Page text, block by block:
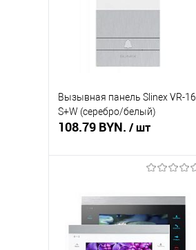
В избранное
Недоступно
Вызывная панель Slinex VR-16
S+W (серебро/белый)
108.79 BYN. / шт
Купить в 1 клик
Сравнение
В избранное
В наличии